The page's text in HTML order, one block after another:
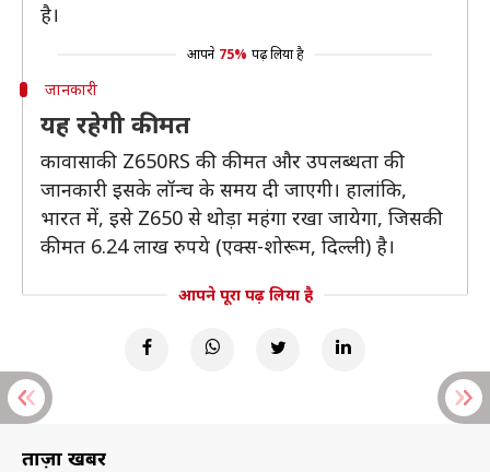
है।
आपने 75% पढ़ लिया है
जानकारी
यह रहेगी कीमत
कावासाकी Z650RS की कीमत और उपलब्धता की
जानकारी इसके लॉन्च के समय दी जाएगी। हालांकि,
भारत में, इसे Z650 से थोड़ा महंगा रखा जायेगा, जिसकी
कीमत 6.24 लाख रुपये (एक्स-शोरूम, दिल्ली) है।
आपने पूरा पढ़ लिया है
ताज़ा खबरें